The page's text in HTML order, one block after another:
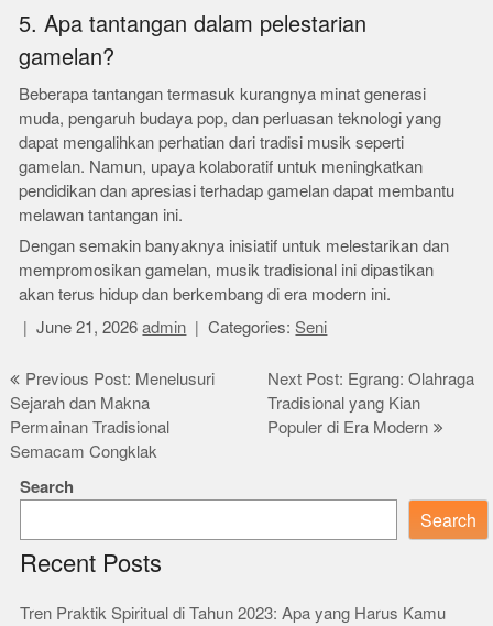
5. Apa tantangan dalam pelestarian
gamelan?
Beberapa tantangan termasuk kurangnya minat generasi
muda, pengaruh budaya pop, dan perluasan teknologi yang
dapat mengalihkan perhatian dari tradisi musik seperti
gamelan. Namun, upaya kolaboratif untuk meningkatkan
pendidikan dan apresiasi terhadap gamelan dapat membantu
melawan tantangan ini.
Dengan semakin banyaknya inisiatif untuk melestarikan dan
mempromosikan gamelan, musik tradisional ini dipastikan
akan terus hidup dan berkembang di era modern ini.
June 21, 2026 admin Categories:Seni
Post
navigation
Previous Post: Menelusuri
Sejarah dan Makna
Permainan Tradisional
Semacam Congklak
Next Post: Egrang: Olahraga
Tradisional yang Kian
Populer di Era Modern
Search
Search
Recent Posts
Tren Praktik Spiritual di Tahun 2023: Apa yang Harus Kamu